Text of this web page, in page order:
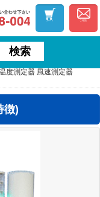
お気軽にお問
カート ご相談
検索
度測定器 風速測定器
徴)